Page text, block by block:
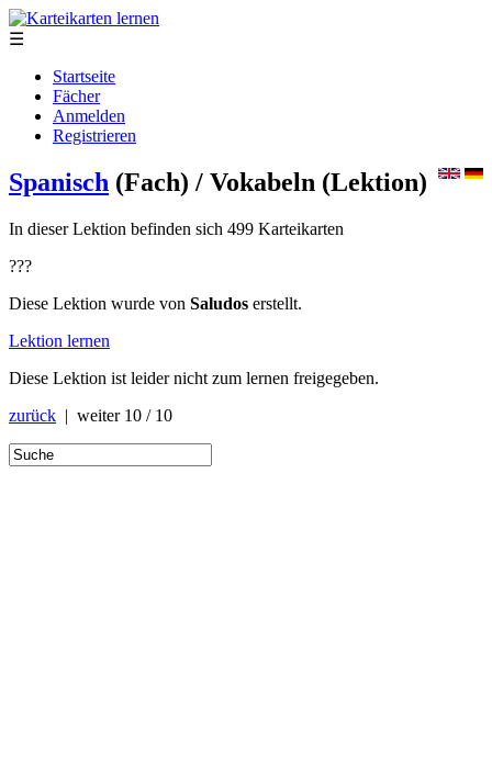
☰
Startseite
Fächer
Anmelden
Registrieren
Spanisch (Fach) / Vokabeln (Lektion)
In dieser Lektion befinden sich 499 Karteikarten
???
Diese Lektion wurde von Saludos erstellt.
Lektion lernen
Diese Lektion ist leider nicht zum lernen freigegeben.
zurück | weiter 10 / 10